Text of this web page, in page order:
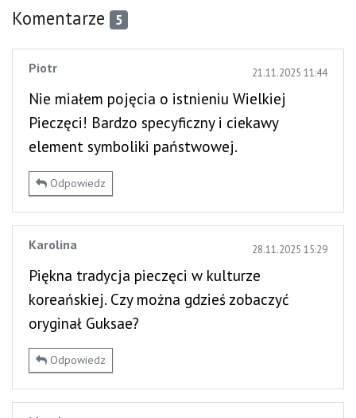
Komentarze 5
Piotr 21.11.2025 11:44
Nie miałem pojęcia o istnieniu Wielkiej
Pieczęci! Bardzo specyficzny i ciekawy
element symboliki państwowej.
Odpowiedz
Karolina 28.11.2025 15:29
Piękna tradycja pieczęci w kulturze
koreańskiej. Czy można gdzieś zobaczyć
oryginał Guksae?
Odpowiedz